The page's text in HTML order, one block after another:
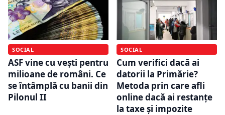
SOCIAL
ASF vine cu vești pentru
milioane de români. Ce
se întâmplă cu banii din
Pilonul II
SOCIAL
Cum verifici dacă ai
datorii la Primărie?
Metoda prin care afli
online dacă ai restanțe
la taxe și impozite